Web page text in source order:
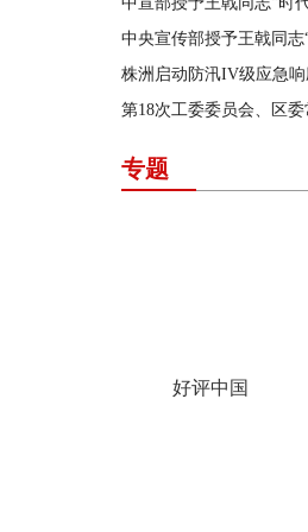
中央宣传部授予王戟同志
株洲启动防汛IV级应急响
第18次工委委员会、区
专题
好评中国